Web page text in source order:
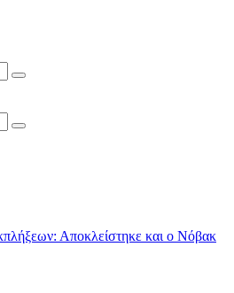
Search
Search
Αποκλείστηκε και ο Νόβακ